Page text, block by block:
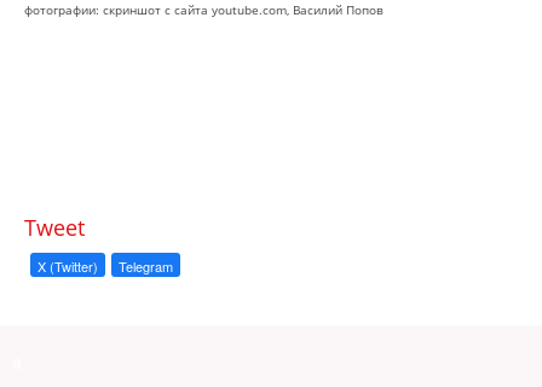
фотографии: скриншот с сайта youtube.com, Василий Попов
Tweet
X (Twitter) Telegram